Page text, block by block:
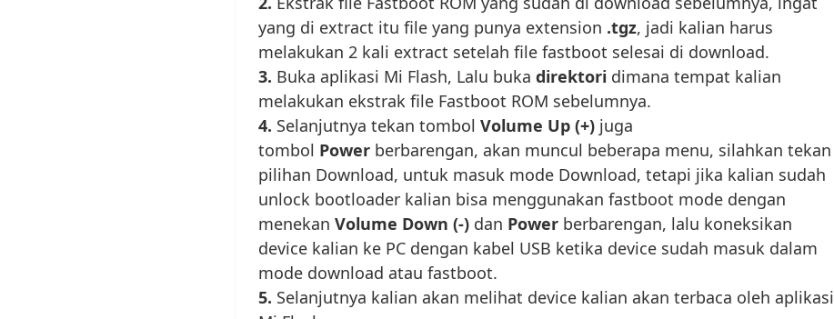
yang di extract itu file yang punya extension .tgz, jadi kalian harus
melakukan 2 kali extract setelah file fastboot selesai di download.
3. Buka aplikasi Mi Flash, Lalu buka direktori dimana tempat kalian
melakukan ekstrak file Fastboot ROM sebelumnya.
4. Selanjutnya tekan tombol Volume Up (+) juga
tombol Power berbarengan, akan muncul beberapa menu, silahkan tekan
pilihan Download, untuk masuk mode Download, tetapi jika kalian sudah
unlock bootloader kalian bisa menggunakan fastboot mode dengan
menekan Volume Down (-) dan Power berbarengan, lalu koneksikan
device kalian ke PC dengan kabel USB ketika device sudah masuk dalam
mode download atau fastboot.
5. Selanjutnya kalian akan melihat device kalian akan terbaca oleh aplikasi